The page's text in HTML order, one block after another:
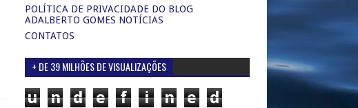
POLÍTICA DE PRIVACIDADE DO BLOG
ADALBERTO GOMES NOTÍCIAS
CONTATOS
+ DE 39 MILHÕES DE VISUALIZAÇÕES
u n d e f i n e d